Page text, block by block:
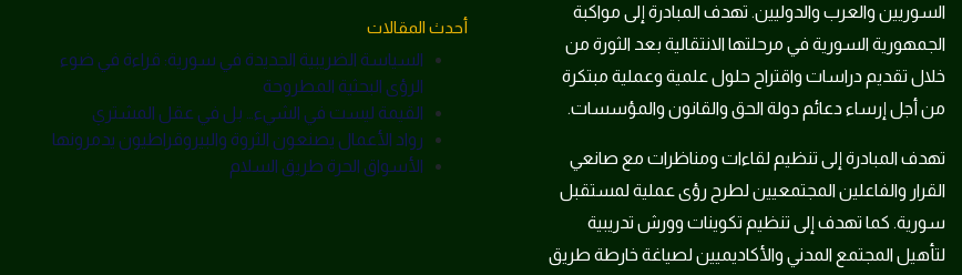
السوريين والعرب والدوليين. تهدف المبادرة إلى مواكبة
الجمهورية السورية في مرحلتها الانتقالية بعد الثورة من
خلال تقديم دراسات واقتراح حلول علمية وعملية مبتكرة
من أجل إرساء دعائم دولة الحق والقانون والمؤسسات.
تهدف المبادرة إلى تنظيم لقاءات ومناظرات مع صانعي
القرار والفاعلين المجتمعيين لطرح رؤى عملية لمستقبل
سورية. كما تهدف إلى تنظيم تكوينات وورش تدريبية
لتأهيل المجتمع المدني والأكاديميين لصياغة خارطة طريق
أحدث المقالات
السياسة الضريبية الجديدة في سورية: قراءة في ضوء
الرؤى البحثية المطروحة
القيمة ليست في الشيء… بل في عقل المشتري
رواد الأعمال يصنعون الثروة والبيروقراطيون يدمرونها
الأسواق الحرة طريق السلام